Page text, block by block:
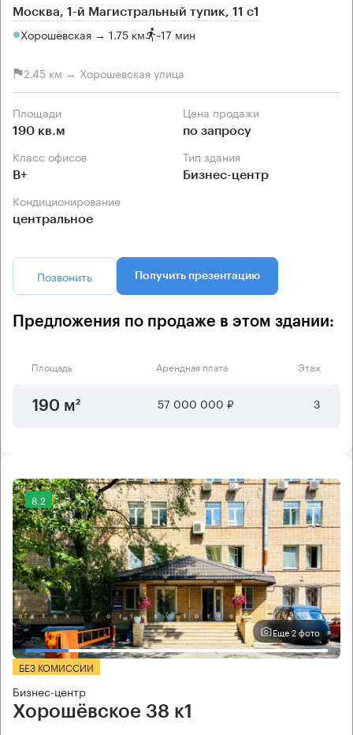
Москва, 1-й Магистральный тупик, 11 с1
Хорошёвская → 1.75 км ~17 мин
2.45 км → Хорошевская улица
Площади
190 кв.м
Цена продажи
по запросу
Класс офисов
B+
Тип здания
Бизнес-центр
Кондиционирование
центральное
Позвонить Получить презентацию
Предложения по продаже в этом здании:
Площадь Арендная плата Этаж
190 м² 57 000 000 ₽ 3
8.2
Еще 2 фото
БЕЗ КОМИССИИ
Бизнес-центр
Хорошёвское 38 к1